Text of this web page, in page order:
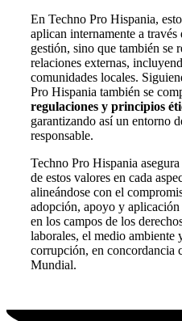
En Techno Pro Hispania,
aplican internamente a través
gestión, sino que también se
relaciones externas,
comunidades locales.
Pro Hispania también se
regulaciones y principios
garantizando así un entorno
responsable.
Techno Pro Hispania
de estos valores en cada
alineándose con el
adopción, apoyo y
en los campos de los
laborales, el medio ambiente
corrupción, en concordancia
Mundial.